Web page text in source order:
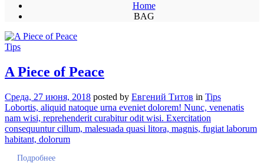
Home
BAG
Tips
A Piece of Peace
Среда, 27 июня, 2018 posted by Евгений Титов in Tips
Lobortis, aliquid natoque urna eveniet dolorem! Nunc, venenatis
nam wisi, reprehenderit curabitur odit wisi. Exercitation
consequuntur cillum, malesuada quasi litora, magnis, fugiat laborum
habitant, dolorum
Подробнее